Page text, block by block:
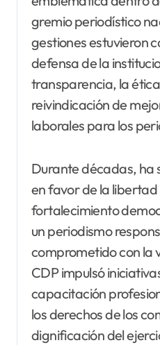
gremio periodístico
gestiones estuvieron
defensa de la
transparencia, la
reivindicación de
laborales para los
Durante décadas, ha
en favor de la libertad
fortalecimiento
un periodismo
comprometido con la
CDP impulsó
capacitación
los derechos de los
dignificación del